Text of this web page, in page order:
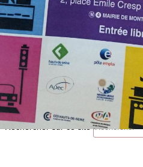
Accueil
BIO
Activités
Galerie
Contact
Toggle website search
Rechercher sur ce site